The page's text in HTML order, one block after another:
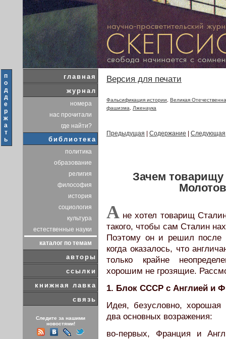
п
о
д
д
е
р
ж
а
т
ь
главная
журнал
номера
нас прочитали
где найти?
библиотека
политика
образование
религия
философия
история
социология
культура
естественные науки
каталог по темам
авторы
ссылки
книжная лавка
связь
Следите за нашими
новостями!
Версия для печати
Фальсификация истории
Великая
фашизма
Лженаука
Предыдущая Содержание Следующая
Зачем
А не хотел товарищ
такого, чтобы сам Сталин
Поэтому он и решил после
когда оказалось, что
только крайне
хорошим не грозящие.
1. Блок СССР с Англией и
Идея, безусловно, хорошая
два основных возражения:
во-первых, Франция и